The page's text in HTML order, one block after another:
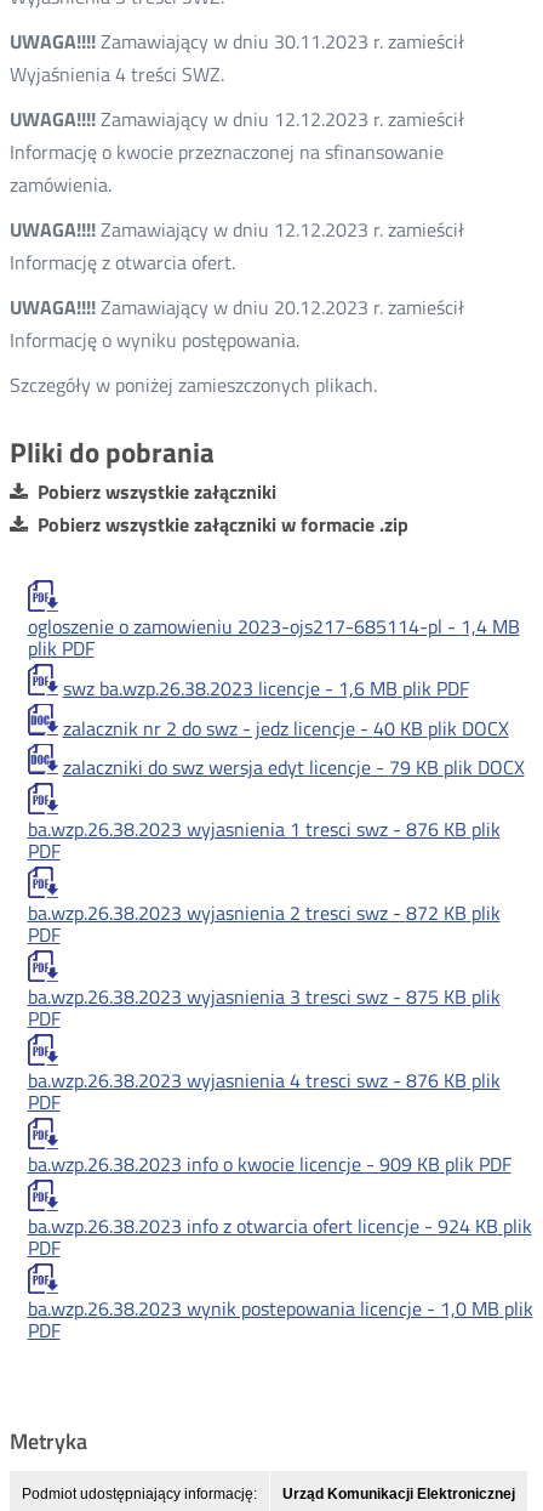
UWAGA!!!!Zamawiający w dniu 30.11.2023 r. zamieścił
Wyjaśnienia 4 treści SWZ.
UWAGA!!!!Zamawiający w dniu 12.12.2023 r. zamieścił
Informację o kwocie przeznaczonej na sfinansowanie
zamówienia.
UWAGA!!!!Zamawiający w dniu 12.12.2023 r. zamieścił
Informację z otwarcia ofert.
UWAGA!!!!Zamawiający w dniu 20.12.2023 r. zamieścił
Informację o wyniku postępowania.
Szczegóły w poniżej zamieszczonych plikach.
Pliki do pobrania
Pobierz wszystkie załączniki
Pobierz wszystkie załączniki w formacie .zip
ogloszenie o zamowieniu 2023-ojs217-685114-pl - 1,4 MB
plik PDF
swz ba.wzp.26.38.2023 licencje - 1,6 MB plik PDF
zalacznik nr 2 do swz - jedz licencje - 40 KB plik DOCX
zalaczniki do swz wersja edyt licencje - 79 KB plik DOCX
ba.wzp.26.38.2023 wyjasnienia 1 tresci swz - 876 KB plik
PDF
ba.wzp.26.38.2023 wyjasnienia 2 tresci swz - 872 KB plik
PDF
ba.wzp.26.38.2023 wyjasnienia 3 tresci swz - 875 KB plik
PDF
ba.wzp.26.38.2023 wyjasnienia 4 tresci swz - 876 KB plik
PDF
ba.wzp.26.38.2023 info o kwocie licencje - 909 KB plik PDF
ba.wzp.26.38.2023 info z otwarcia ofert licencje - 924 KB plik
PDF
ba.wzp.26.38.2023 wynik postepowania licencje - 1,0 MB plik
PDF
Metryka
Podmiot udostępniający informację: Urząd Komunikacji Elektronicznej